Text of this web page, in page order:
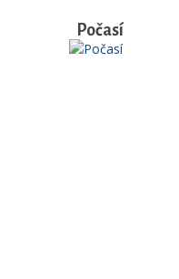
Počasí